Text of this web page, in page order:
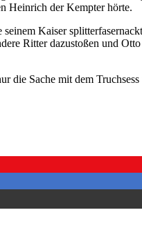
Heinrich der Kempter hörte.
Kaiser
Ritter dazustoßen und
Sache mit dem